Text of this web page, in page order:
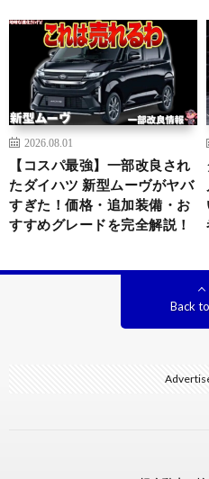
2026.08.01
【コスパ最強】一部改良され
たダイハツ 新型ムーヴがヤバ
すぎた！価格・追加装備・お
すすめグレードを完全解説！
Back